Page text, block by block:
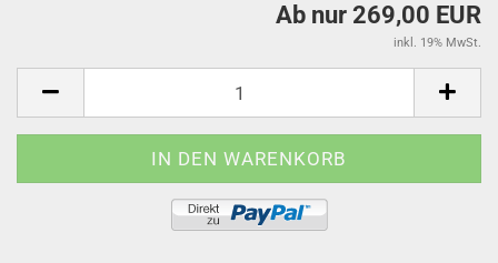
Ab nur 269,00 EUR
inkl. 19% MwSt.